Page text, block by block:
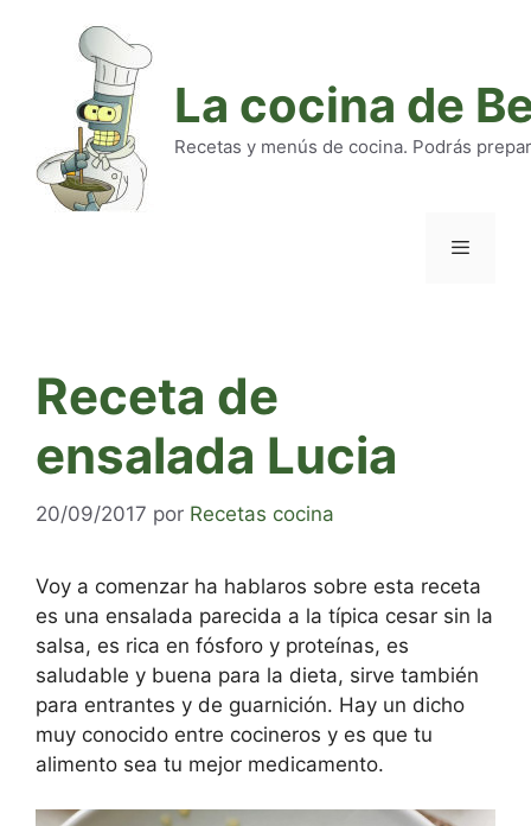
La cocina de
Recetas y menús de cocina. Podrás
Receta de
ensalada Lucia
20/09/2017 por Recetas cocina
Voy a comenzar ha hablaros sobre esta receta
es una ensalada parecida a la típica cesar sin la
salsa, es rica en fósforo y proteínas, es
saludable y buena para la dieta, sirve también
para entrantes y de guarnición. Hay un dicho
muy conocido entre cocineros y es que tu
alimento sea tu mejor medicamento.